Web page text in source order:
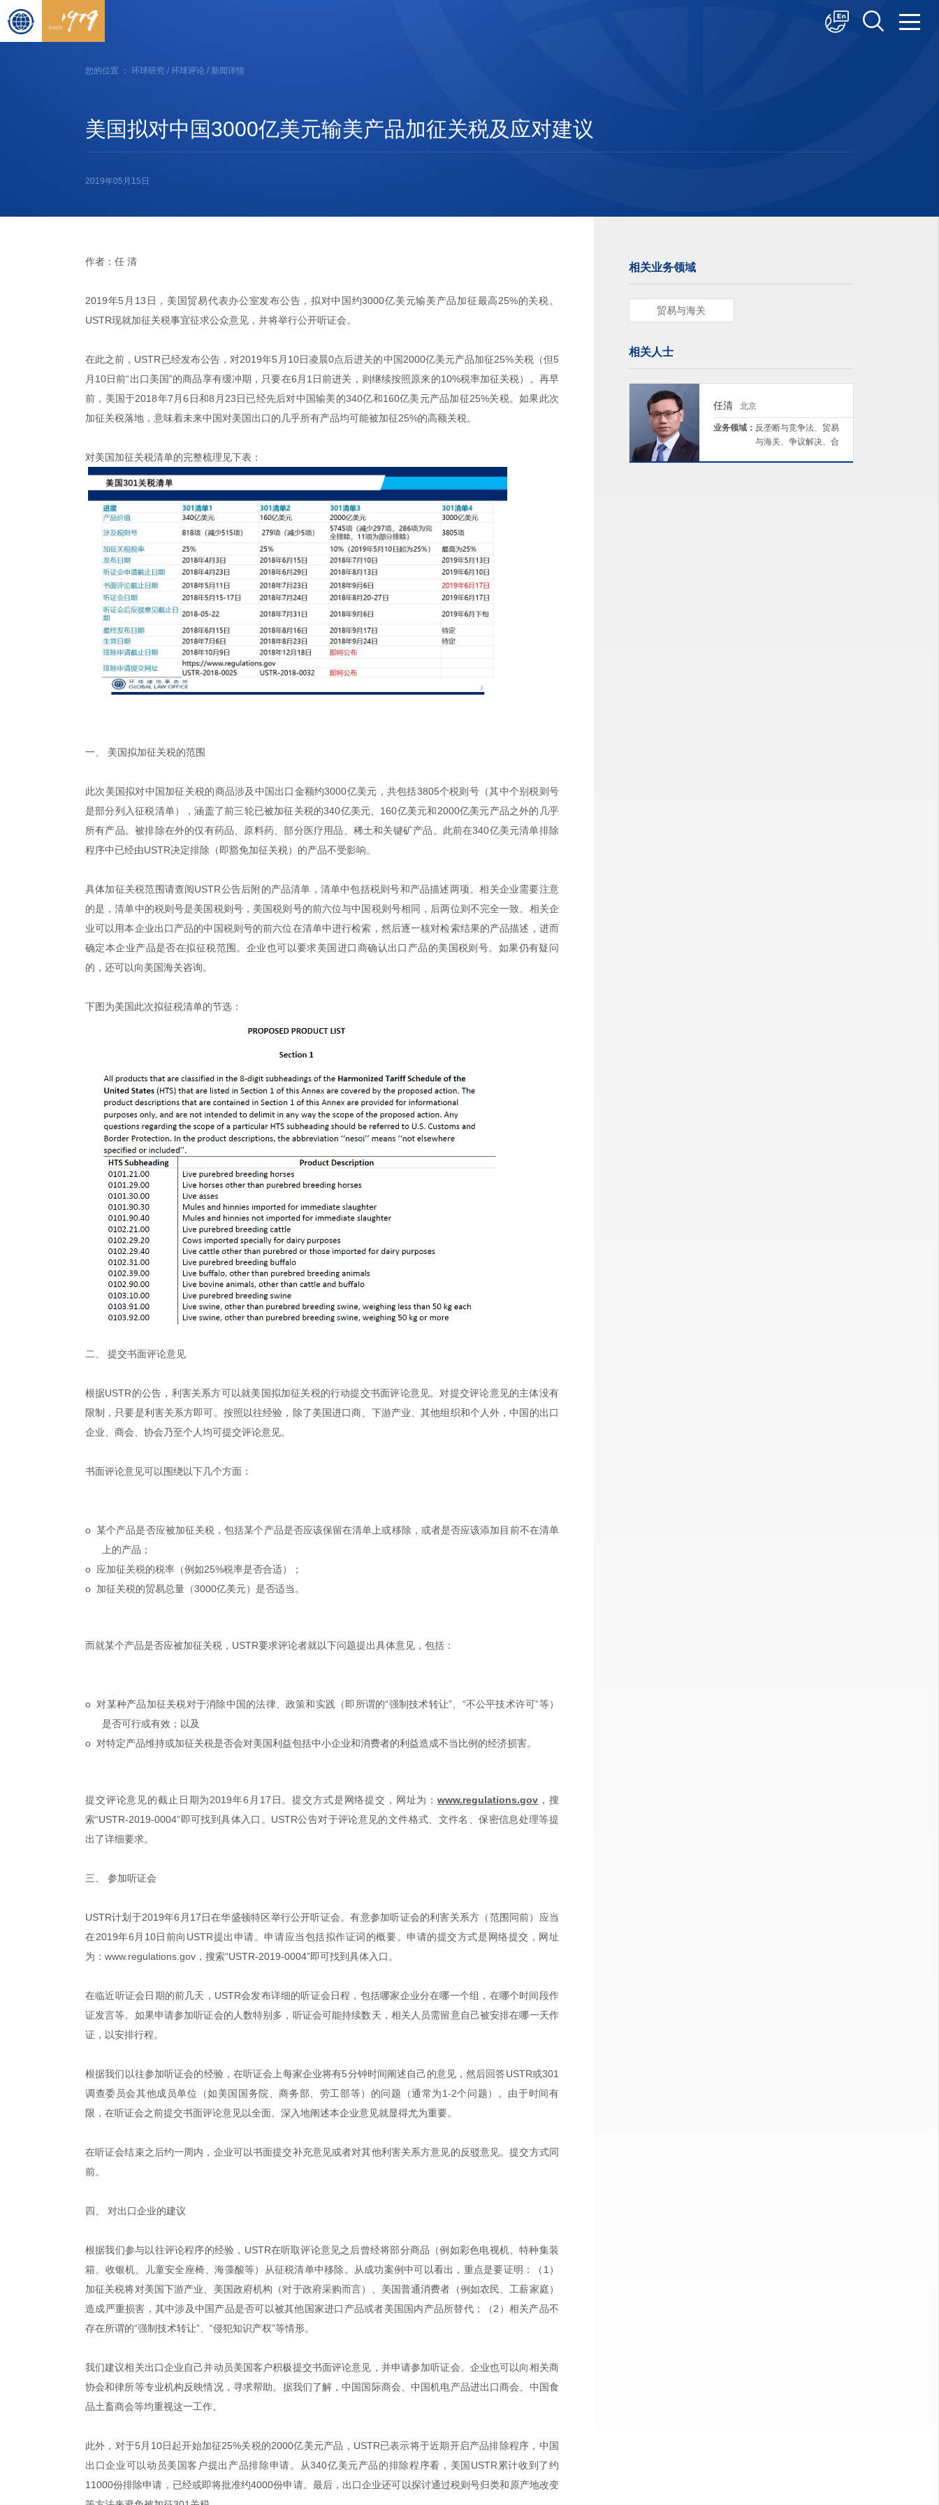
您的位置 ： 环球研究 / 环球评论 / 新闻详情
美国拟对中国3000亿美元输美产品加征关税及应对建议
2019年05月15日
作者：任 清
2019年5月13日，美国贸易代表办公室发布公告，拟对中国约3000亿美元输美产品加征最高25%的关税。
USTR现就加征关税事宜征求公众意见，并将举行公开听证会。
在此之前，USTR已经发布公告，对2019年5月10日凌晨0点后进关的中国2000亿美元产品加征25%关税（但5
月10日前“出口美国”的商品享有缓冲期，只要在6月1日前进关，则继续按照原来的10%税率加征关税）。再早
前，美国于2018年7月6日和8月23日已经先后对中国输美的340亿和160亿美元产品加征25%关税。如果此次
加征关税落地，意味着未来中国对美国出口的几乎所有产品均可能被加征25%的高额关税。
对美国加征关税清单的完整梳理见下表：
一、 美国拟加征关税的范围
此次美国拟对中国加征关税的商品涉及中国出口金额约3000亿美元，共包括3805个税则号（其中个别税则号
是部分列入征税清单），涵盖了前三轮已被加征关税的340亿美元、160亿美元和2000亿美元产品之外的几乎
所有产品。被排除在外的仅有药品、原料药、部分医疗用品、稀土和关键矿产品。 此前在340亿美元清单排除
程序中已经由USTR决定排除（即豁免加征关税）的产品不受影响。
具体加征关税范围请查阅USTR公告后附的产品清单，清单中包括税则号和产品描述两项。相关企业需要注意
的是，清单中的税则号是美国税则号，美国税则号的前六位与中国税则号相同，后两位则不完全一致。相关企
业可以用本企业出口产品的中国税则号的前六位在清单中进行检索，然后逐一核对检索结果的产品描述，进而
确定本企业产品是否在拟征税范围。企业也可以要求美国进口商确认出口产品的美国税则号。如果仍有疑问
的，还可以向美国海关咨询。
下图为美国此次拟征税清单的节选：
二、 提交书面评论意见
根据USTR的公告，利害关系方可以就美国拟加征关税的行动提交书面评论意见。对提交评论意见的主体没有
限制，只要是利害关系方即可。按照以往经验，除了美国进口商、下游产业、其他组织和个人外，中国的出口
企业、商会、协会乃至个人均可提交评论意见。
书面评论意见可以围绕以下几个方面：
o 某个产品是否应被加征关税，包括某个产品是否应该保留在清单上或移除，或者是否应该添加目前不在清单
上的产品；
o 应加征关税的税率（例如25%税率是否合适）；
o 加征关税的贸易总量（3000亿美元）是否适当。
而就某个产品是否应被加征关税，USTR要求评论者就以下问题提出具体意见，包括：
o 对某种产品加征关税对于消除中国的法律、政策和实践（即所谓的“强制技术转让” “不公平技术许可”等）
是否可行或有效；以及
o 对特定产品维持或加征关税是否会对美国利益包括中小企业和消费者的利益造成不当比例的经济损害。
提交评论意见的截止日期为2019年6 月 17 日。提交方式是网络提交，网址为：www.regulations.gov ，搜
索“USTR-2019-0004”即可找到具体入口。USTR公告对于评论意见的文件格式、文件名、保密信息处理等提
出了详细要求。
三、 参加听证会
USTR计划于2019年6月17日在华盛顿特区举行公开听证会。有意参加听证会的利害关系方（范围同前）应当
在2019年6 月 10日前向 USTR提出申请。申请应当包括拟作证词的概要。申请的提交方式是网络提交，网址
为：www.regulations.gov，搜索“USTR-2019-0004”即可找到具体入口。
在临近听证会日期的前几天，USTR会发布详细的听证会日程，包括哪家企业分在哪一个组，在哪个时间段作
证发言等。如果申请参加听证会的人数特别多，听证会可能持续数天，相关人员需留意自己被安排在哪一天作
证，以安排行程。
根据我们以往参加听证会的经验，在听证会上每家企业将有5分钟时间阐述自己的意见，然后回答USTR或301
调查委员会其他成员单位（如美国国务院、商务部、劳工部等）的问题（通常为1-2个问题）。由于时间有
限，在听证会之前提交书面评论意见以全面、深入地阐述本企业意见就显得尤为重要。
在听证会结束之后约一周内，企业可以书面提交补充意见或者对其他利害关系方意见的反驳意见。提交方式同
前。
四、 对出口企业的建议
根据我们参与以往评论程序的经验，USTR在听取评论意见之后曾经将部分商品（例如彩色电视机、特种集装
箱、收银机、儿童安全座椅、海藻酸等）从征税清单中移除。从成功案例中可以看出，重点是要证明：（1）
加征关税将对美国下游产业、美国政府机构（对于政府采购而言）、美国普通消费者（例如农民、工薪家庭）
造成严重损害，其中涉及中国产品是否可以被其他国家进口产品或者美国国内产品所替代；（2）相关产品不
存在所谓的“强制技术转让”、“侵犯知识产权”等情形。
我们建议相关出口企业自己并动员美国客户积极提交书面评论意见，并申请参加听证会。企业也可以向相关商
协会和律所等专业机构反映情况，寻求帮助。 据我们了解，中国国际商会、中国机电产品进出口商会、中国食
品土畜商会等均重视这一工作。
此外，对于5月10日起开始加征25%关税的2000亿美元产品，USTR已表示将于近期开启产品排除程序，中国
出口企业可以动员美国客户提出产品排除申请。从340亿美元产品的排除程序看，美国USTR累计收到了约
11000份排除申请，已经或即将批准约4000份申请。最后，出口企业还可以探讨通过税则号归类和原产地改变
相关业务领域
贸易与海关
相关人士
任清 北京
业务领域： 反垄断与竞争法、贸易
与海关、争议解决、合